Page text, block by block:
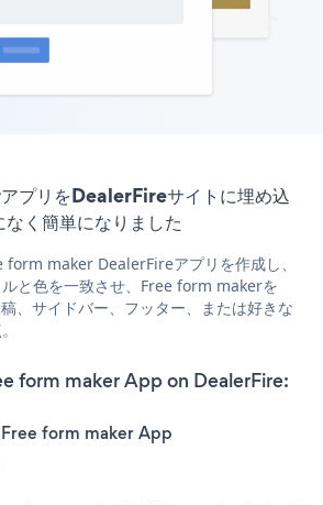
プリをDealerFireサイトに埋め込
く簡単になりました
form maker DealerFireアプリを作成し、
と色を一致させ、Free form makerを
、サイドバー、フッター、または好きな
form maker App on DealerFire:
form maker App